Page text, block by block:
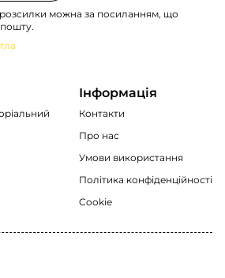
можна за посиланням, що
Інформація
Контакти
Про нас
Умови використання
Політика конфіденційності
Cookie